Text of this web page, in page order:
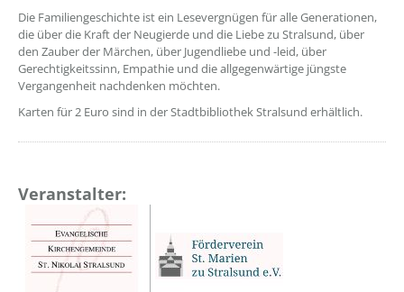
Die Familiengeschichte ist ein Lesevergnügen für alle Generationen,
die über die Kraft der Neugierde und die Liebe zu Stralsund, über
den Zauber der Märchen, über Jugendliebe und -leid, über
Gerechtigkeitssinn, Empathie und die allgegenwärtige jüngste
Vergangenheit nachdenken möchten.
Karten für 2 Euro sind in der Stadtbibliothek Stralsund erhältlich.
Veranstalter: